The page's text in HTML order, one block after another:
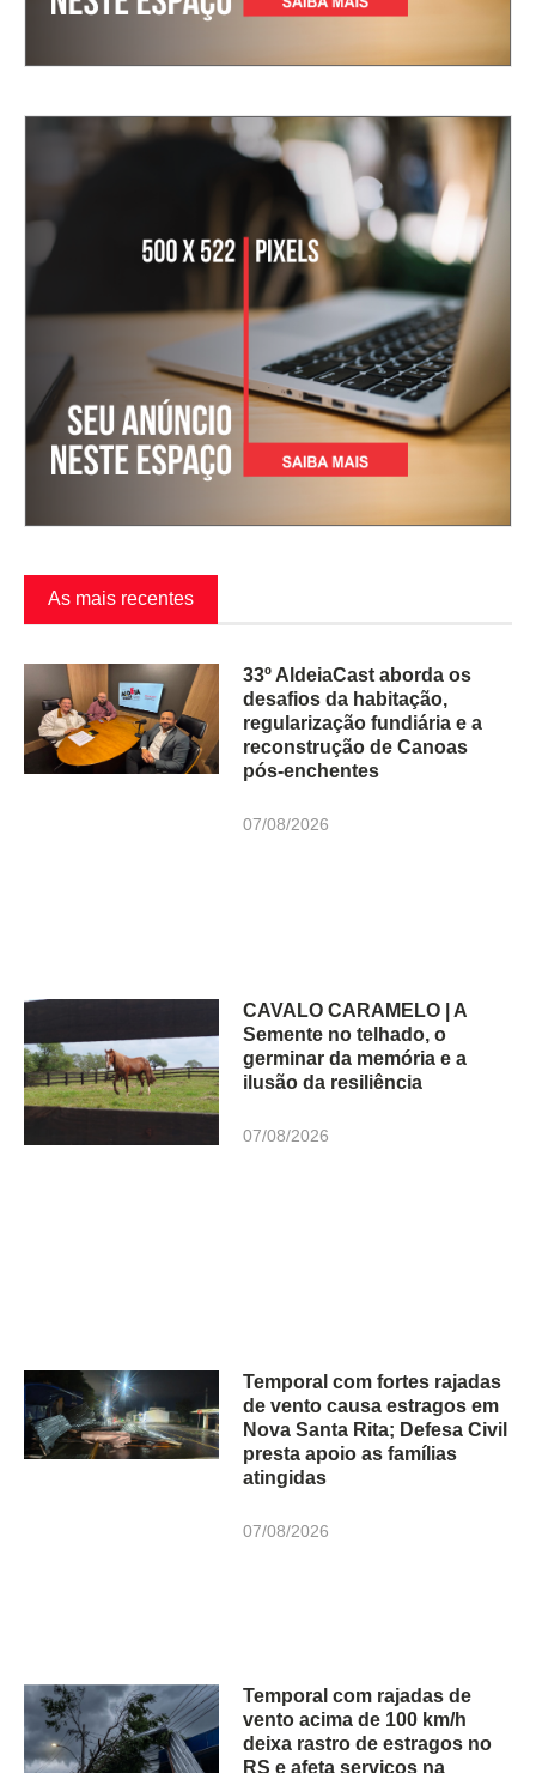
As mais recentes
33º AldeiaCast aborda os
desafios da habitação,
regularização fundiária e a
reconstrução de Canoas
pós-enchentes
07/08/2026
CAVALO CARAMELO | A
Semente no telhado, o
germinar da memória e a
ilusão da resiliência
07/08/2026
Temporal com fortes rajadas
de vento causa estragos em
Nova Santa Rita; Defesa Civil
presta apoio as famílias
atingidas
07/08/2026
Temporal com rajadas de
vento acima de 100 km/h
deixa rastro de estragos no
RS e afeta serviços na